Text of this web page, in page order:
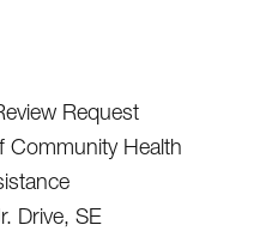
Request
Community Health
Drive, SE